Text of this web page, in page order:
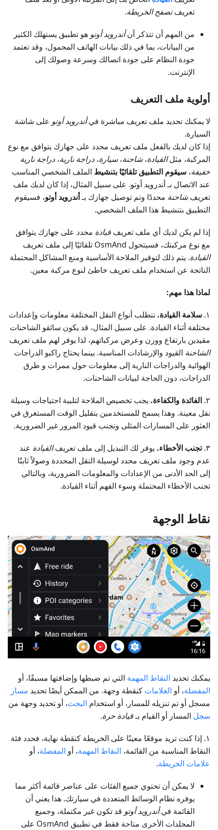
تعريفتصفح الخريطة.
من المهم أن تتذكر أنأندرويد أوتو هو تطبيق يستهلك الكثير
من البيانات، بما في ذلك بيانات الهاتف المحمول، وقد تعتمد
جودة النظام على جودة اتصالك وسرعة وصولك إلى
الإنترنت.
أولوية ملف التعريف
لا يمكنك تحديد ملف تعريف مباشرة فيأندرويد أوتو على شاشة
السيارة.
إذا كان لديك بالفعل ملف تعريف محدد على جهازك يتوافق مع نوع
المركبة، مثلالقيادة،شاحنة،سيارة، دراجة نارية، دراجة نارية
خفيفة، سيقوم التطبيق تلقائيًا بتنشيط الملف الشخصي المناسب
عند الاتصال بـ أندرويد أوتو. على سبيل المثال، إذا كان لديك ملف
تعريفشاحنة محددًا وتم توصيل جهازك بـأندرويد أوتو، فسيقوم
التطبيق بتنشيط هذا الملف الشخصي.
إذا لم يكن لديك أي ملف تعريف قيادة محدد على جهازك يتوافق
مع نوع مركبتك، فسيتحول OsmAnd تلقائيًا إلى ملف تعريف
القيادة. يتم ذلك لتوفير الملاحة الأساسية ومنع المشاكل المحتملة
الناتجة عن استخدام ملف تعريف خاطئ لنوع مركبة معين.
لماذا هذا مهم:
١. سلامة القيادة. تتطلب أنواع النقل المختلفة معلومات وإعدادات
مختلفة أثناء القيادة. على سبيل المثال، قد يكون سائقو الشاحنات
مقيدين بارتفاع ووزن وعرض مركباتهم، لذا يوفر لهم ملف تعريف
الشاحنة القيود والإرشادات المناسبة. بينما يحتاج راكبو الدراجات
الهوائية والدراجات النارية إلى معلومات حول ممرات و طرق
الدراجات، دون الحاجة لبيانات الشاحنات.
٢. الفائدة والكفاءة. يجب تخصيص الملاحة لتلبية احتياجات وسيلة
نقل معينة. وهذا يسمح للمستخدمين بتقليل الوقت المستغرق في
العثور على المسارات المثلى وتجنب قيود المرور غير الضرورية.
٣. تجنب الأخطاء. يوفر لك التبديل إلى ملف تعريفالقيادة عند
عدم وجود ملف تعريف محدد لوسيلة النقل المحددة وصولاً ثابتًا
إلى الحد الأدنى من الإعدادات والمعلومات الضرورية، وبالتالي
تجنب الأخطاء المحتملة وسوء الفهم أثناء القيادة.
نقاط الوجهة
يمكنك تحديد النقاط المهمة التي تم ضبطها وإضافتها مسبقًا، أو
المفضلة، أو العلامات كنقطة وجهة. من الممكن أيضًا تحديد مسار
مسجل أو تم تنزيله للمسار، أو استخدام البحث، أو تحديد وجهة من
سجل المسار أو القيام بـقيادة حرة.
١. إذا كنت تريد موقعًا معينًا على الخريطة كنقطة نهاية، فحدد فئة
النقاط المناسبة من القائمة، النقاط المهمة، أو المفضلة، أو
علامات الخريطة.
لا يمكن أن تحتوي جميع الفئات على عناصر قائمة أكثر مما
يوفره نظام الوسائط المتعددة في سيارتك. هذا يعني أن
القائمة فيأندرويد أوتو قد تكون غير مكتملة، وجميع
المجلدات الأخرى متاحة فقط في تطبيق OsmAnd على